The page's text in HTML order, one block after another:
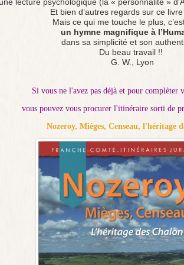
Et bien d’autres regards sur ce livre
Mais ce qui me touche le plus,
un hymne magnifique à
dans sa simplicité et son
Du beau travail !!
G. W., Lyon
Si vous ne l'avez pas déjà et pour complèter
vous pouvez vous procurer l'itinéraire sorti de
Nozeroy, Mièges, Censeau, l'héritage